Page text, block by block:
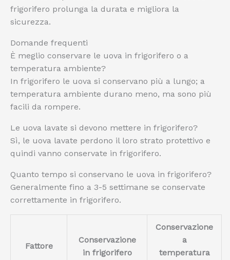
frigorifero prolunga la durata e migliora la
sicurezza.
Domande frequenti
È meglio conservare le uova in frigorifero o a
temperatura ambiente?
In frigorifero le uova si conservano più a lungo; a
temperatura ambiente durano meno, ma sono più
facili da rompere.
Le uova lavate si devono mettere in frigorifero?
Sì, le uova lavate perdono il loro strato protettivo e
quindi vanno conservate in frigorifero.
Quanto tempo si conservano le uova in frigorifero?
Generalmente fino a 3-5 settimane se conservate
correttamente in frigorifero.
Fattore
Conservazione
in frigorifero
Conservazione
a
temperatura